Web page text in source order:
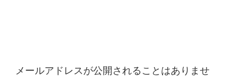
メールアドレスが公開されることはありませ